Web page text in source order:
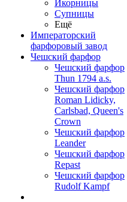
Икорницы
Супницы
Ещё
Императорский
фарфоровый завод
Чешский фарфор
Чешский фарфор
Thun 1794 a.s.
Чешский фарфор
Roman Lidicky,
Carlsbad, Queen's
Crown
Чешский фарфор
Leander
Чешский фарфор
Repast
Чешский фарфор
Rudolf Kampf